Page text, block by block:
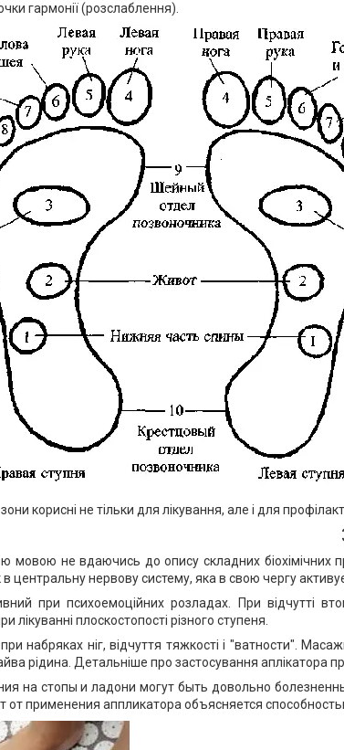
гармонії (розслаблення).
корисні не тільки для лікування, але і для
мовою не вдаючись до опису складних біохімічних
центральну нервову систему, яка в свою чергу активує
при психоемоційних розладах. При відчутті
лікуванні плоскостопості різного ступеня.
набряках ніг, відчуття тяжкості і "ватности".
рідина. Детальніше про застосування аплікатора
на стопы и ладони могут быть довольно
применения аппликатора объясняется